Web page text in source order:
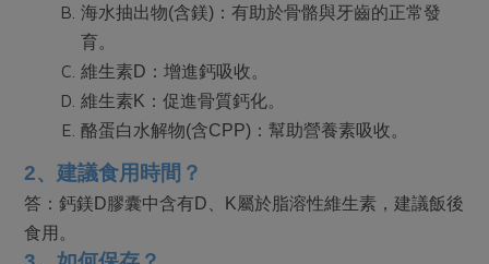
海水抽出物(含鎂)：有助於骨骼與牙齒的正常發
育。
維生素D：增進鈣吸收。
維生素K：促進骨質鈣化。
酪蛋白水解物(含CPP)：幫助營養素吸收。
2、建議食用時間？
答：鈣鎂D膠囊中含有D、K屬於脂溶性維生素，建議飯後
食用。